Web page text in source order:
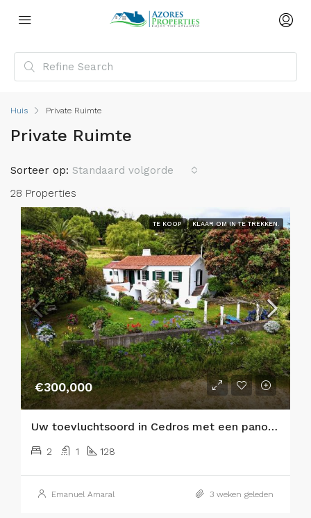
Huis Private Ruimte
Private Ruimte
28 Properties
Sorteer op: Standaard volgorde
TE KOOP KLAAR OM IN TE TREKKEN.
€300,000
Uw toevluchtsoord in Cedros met een panoramisch uitzicht op de Atlantische Oceaan en de eilanden São Jorge en Graciosa!
2 1 128
Emanuel Amaral 3 weken geleden